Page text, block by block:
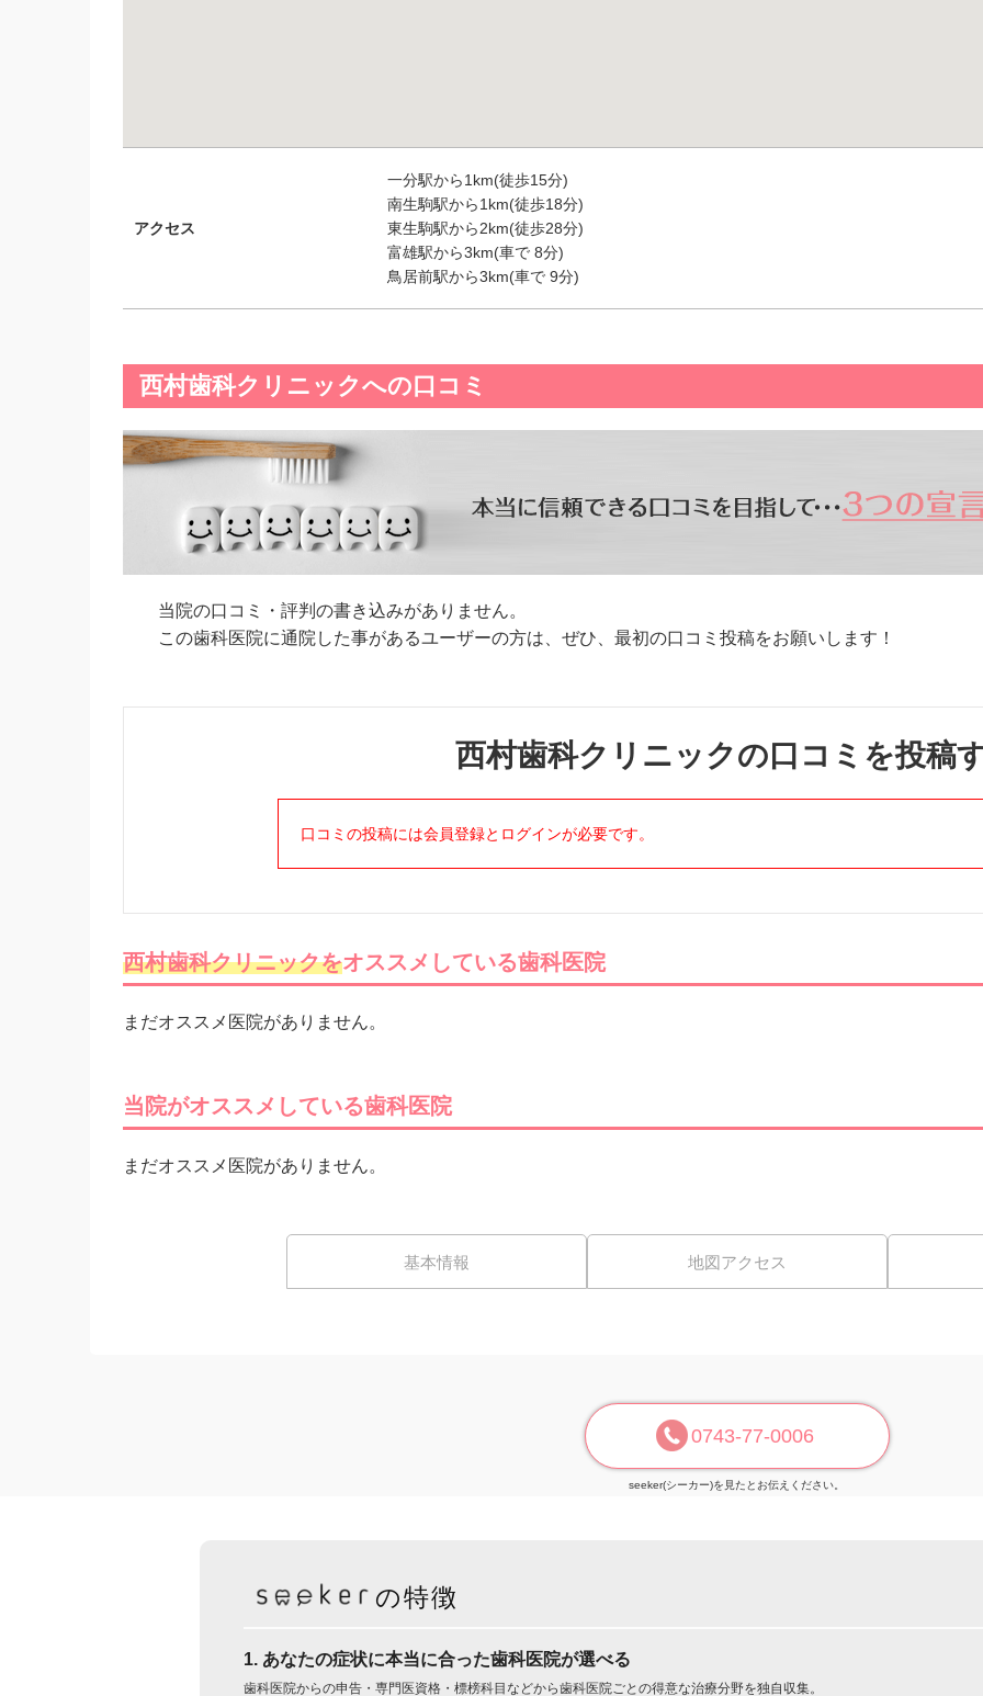
アクセス
一分駅から1km(徒歩15分)
南生駒駅から1km(徒歩18分)
東生駒駅から2km(徒歩28分)
富雄駅から3km(車で 8分)
鳥居前駅から3km(車で 9分)
西村歯科クリニックへの口コミ
当院の口コミ・評判の書き込みがありません。
この歯科医院に通院した事があるユーザーの方は、ぜひ、最初の口コミ投稿をお願いします！
西村歯科クリニックの口コミを投稿
口コミの投稿には会員登録とログインが必要です。
西村歯科クリニックをオススメしている歯科医院
まだオススメ医院がありません。
当院がオススメしている歯科医院
まだオススメ医院がありません。
基本情報 地図アクセス
0743-77-0006
seeker(シーカー)を見たとお伝えください。
の特徴
1. あなたの症状に本当に合った歯科医院が選べる
歯科医院からの申告・専門医資格・標榜科目などから歯科医院ごとの得意な治療分野を独自収集。